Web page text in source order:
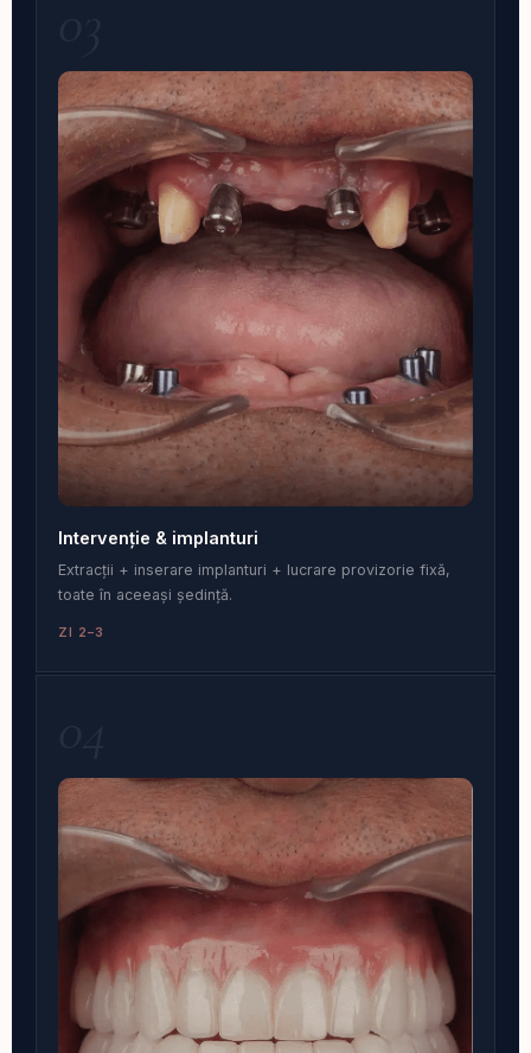
Intervenție & implanturi
Extracții + inserare implanturi + lucrare provizorie fixă,
toate în aceeași ședință.
ZI 2–3